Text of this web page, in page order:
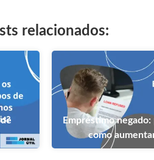
relacionados:
Empréstimo
como